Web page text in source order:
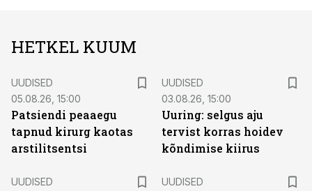
HETKEL KUUM
UUDISED
05.08.26, 15:00
Patsiendi peaaegu
tapnud kirurg kaotas
arstilitsentsi
UUDISED
03.08.26, 15:00
Uuring: selgus aju
tervist korras hoidev
kõndimise kiirus
UUDISED
UUDISED